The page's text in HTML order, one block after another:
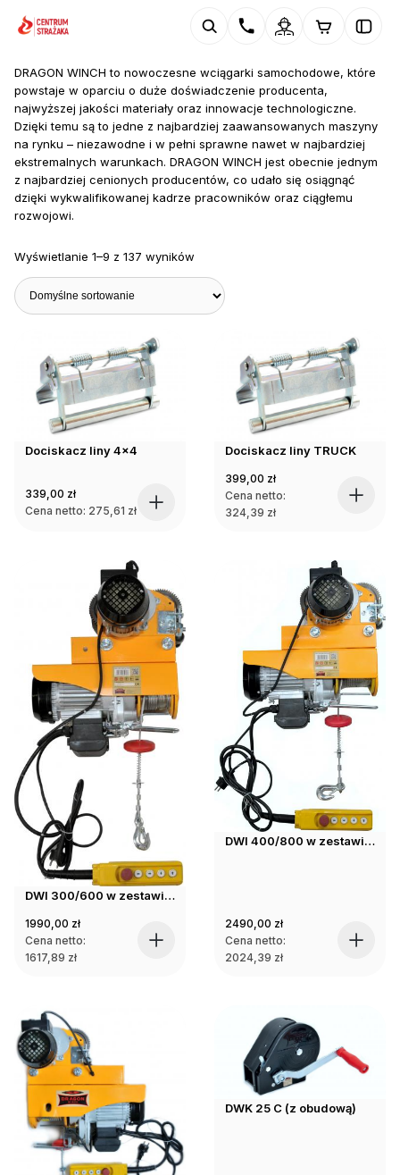
DRAGON WINCH to nowoczesne wciągarki samochodowe, które
powstaje w oparciu o duże doświadczenie producenta,
najwyższej jakości materiały oraz innowacje technologiczne.
Dzięki temu są to jedne z najbardziej zaawansowanych maszyny
na rynku – niezawodne i w pełni sprawne nawet w najbardziej
ekstremalnych warunkach. DRAGON WINCH jest obecnie jednym
z najbardziej cenionych producentów, co udało się osiągnąć
dzięki wykwalifikowanej kadrze pracowników oraz ciągłemu
rozwojowi.
Wyświetlanie 1–9 z 137 wyników
Dociskacz liny 4x4
339,00 zł
Cena netto: 275,61 zł
Dociskacz liny TRUCK
399,00 zł
Cena netto:
324,39 zł
DWI 300/600 w zestawie z wózkiem
1990,00 zł
Cena netto:
1617,89 zł
DWI 400/800 w zestawie z wózkiem
2490,00 zł
Cena netto:
2024,39 zł
DWK 25 C (z obudową)